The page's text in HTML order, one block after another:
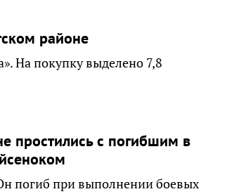
районе
На покупку выделено 7,8
простились с погибшим в
погиб при выполнении боевых